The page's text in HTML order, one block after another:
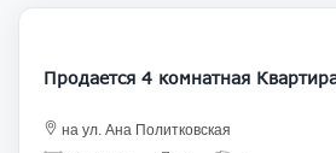
Продается 4
на ул. Ана Политковская